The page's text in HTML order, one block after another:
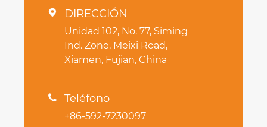
 DIRECCIÓN
Unidad 102, No. 77, Siming
Ind. Zone, Meixi Road,
Xiamen, Fujian, China
 Teléfono
+86-592-7230097